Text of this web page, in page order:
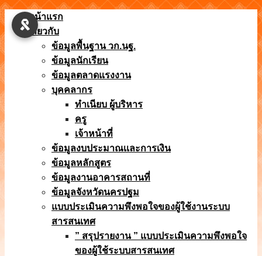
Skip
to
content
หน้าแรก
เกี่ยวกับ
ข้อมูลพื้นฐาน วก.นฐ.
ข้อมูลนักเรียน
ข้อมูลตลาดแรงงาน
บุคคลากร
ทำเนียบ ผู้บริหาร
ครู
เจ้าหน้าที่
ข้อมูลงบประมาณเเละการเงิน
ข้อมูลหลักสูตร
ข้อมูลงานอาคารสถานที่
ข้อมูลจังหวัดนครปฐม
แบบประเมินความพึงพอใจของผู้ใช้งานระบบ
สารสนเทศ
” สรุปรายงาน ” แบบประเมินความพึงพอใจ
ของผู้ใช้ระบบสารสนเทศ